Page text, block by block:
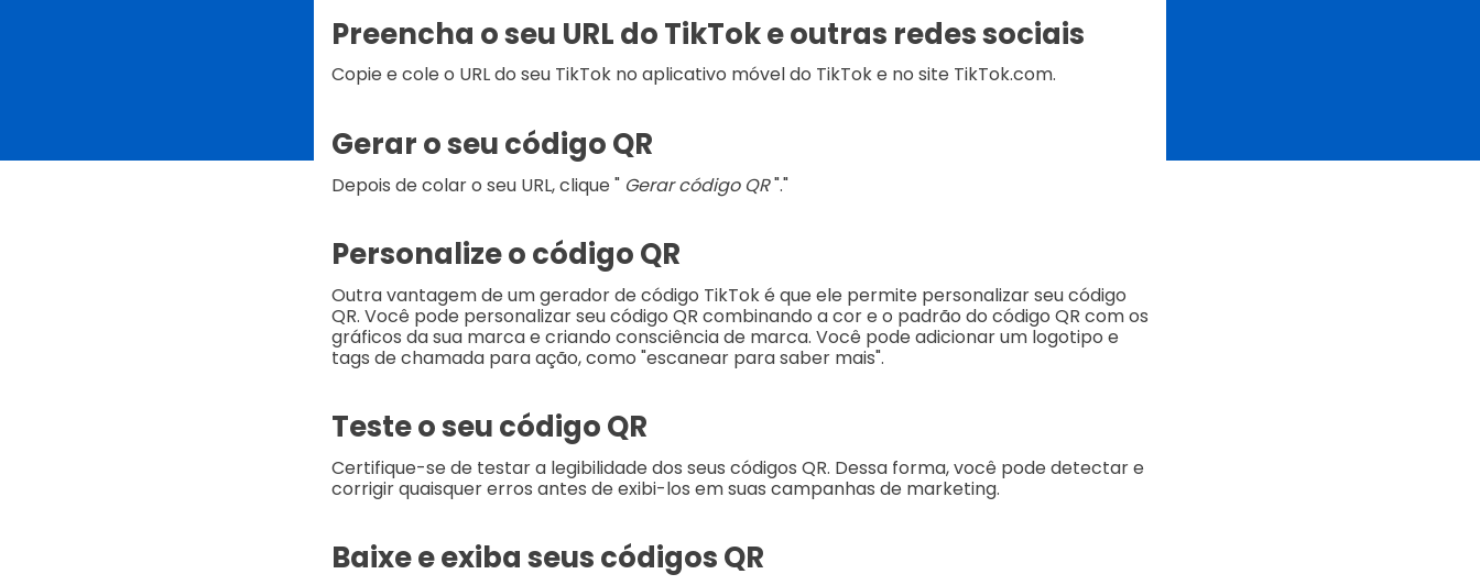
Preencha o seu URL do TikTok e outras redes sociais
Copie e cole o URL do seu TikTok no aplicativo móvel do TikTok e no site TikTok.com.
Gerar o seu código QR
Depois de colar o seu URL, clique " Gerar código QR"."
Personalize o código QR
Outra vantagem de um gerador de código TikTok é que ele permite personalizar seu código
QR. Você pode personalizar seu código QR combinando a cor e o padrão do código QR com os
gráficos da sua marca e criando consciência de marca. Você pode adicionar um logotipo e
tags de chamada para ação, como "escanear para saber mais".
Teste o seu código QR
Certifique-se de testar a legibilidade dos seus códigos QR. Dessa forma, você pode detectar e
corrigir quaisquer erros antes de exibi-los em suas campanhas de marketing.
Baixe e exiba seus códigos QR